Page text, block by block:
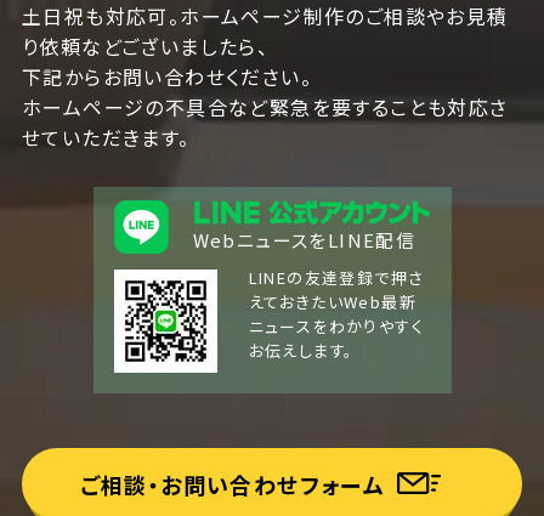
土日祝も対応可。ホームページ制作のご相談やお見積
り依頼などございましたら、
下記からお問い合わせください。
ホームページの不具合など緊急を要することも対応さ
せていただきます。
WebニュースをLINE配信
LINEの友達登録で押さ
えておきたいWeb最新
ニュースをわかりやすく
お伝えします。
ご相談・お問い合わせフォーム